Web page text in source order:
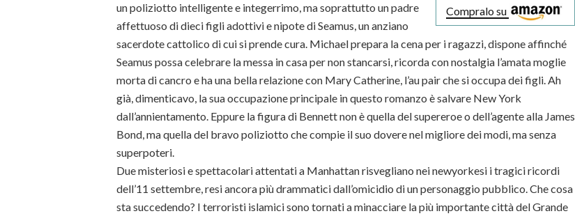
Compralo su
un poliziotto intelligente e integerrimo, ma soprattutto un padre
affettuoso di dieci figli adottivi e nipote di Seamus, un anziano
sacerdote cattolico di cui si prende cura. Michael prepara la cena per i ragazzi, dispone affinché
Seamus possa celebrare la messa in casa per non stancarsi, ricorda con nostalgia l’amata moglie
morta di cancro e ha una bella relazione con Mary Catherine, l’au pair che si occupa dei figli. Ah
già, dimenticavo, la sua occupazione principale in questo romanzo è salvare New York
dall’annientamento. Eppure la figura di Bennett non è quella del supereroe o dell’agente alla James
Bond, ma quella del bravo poliziotto che compie il suo dovere nel migliore dei modi, ma senza
superpoteri.
Due misteriosi e spettacolari attentati a Manhattan risvegliano nei newyorkesi i tragici ricordi
dell’11 settembre, resi ancora più drammatici dall’omicidio di un personaggio pubblico. Che cosa
sta succedendo? I terroristi islamici sono tornati a minacciare la più importante città del Grande